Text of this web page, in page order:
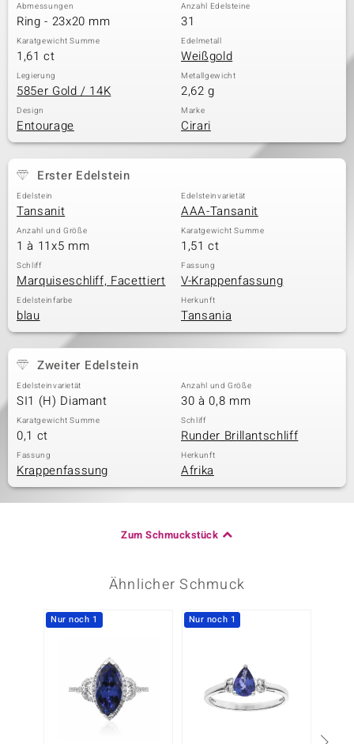
Abmessungen
Ring - 23x20 mm
Anzahl Edelsteine
31
Karatgewicht Summe
1,61 ct
Edelmetall
Weißgold
Legierung
585er Gold / 14K
Metallgewicht
2,62 g
Design
Entourage
Marke
Cirari
Erster Edelstein
Edelstein
Tansanit
Edelsteinvarietät
AAA-Tansanit
Anzahl und Größe
1 à 11x5 mm
Karatgewicht Summe
1,51 ct
Schliff
Marquiseschliff, Facettiert
Fassung
V-Krappenfassung
Edelsteinfarbe
blau
Herkunft
Tansania
Zweiter Edelstein
Edelsteinvarietät
SI1 (H) Diamant
Anzahl und Größe
30 à 0,8 mm
Karatgewicht Summe
0,1 ct
Schliff
Runder Brillantschliff
Fassung
Krappenfassung
Herkunft
Afrika
Zum Schmuckstück
Ähnlicher Schmuck
Nur noch 1 Nur noch 1